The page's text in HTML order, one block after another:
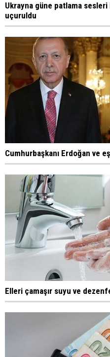
Ukrayna güne patlama sesleri
uçuruldu
Cumhurbaşkanı Erdoğan ve
Elleri çamaşır suyu ve